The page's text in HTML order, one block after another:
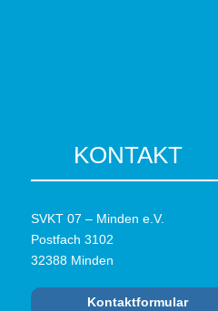
KONTAKT
SVKT 07 – Minden e.V.
Postfach 3102
32388 Minden
Kontaktformular